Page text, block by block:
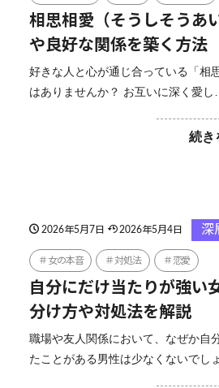
相思相愛（そうしそうあ
や良好な関係を築く方法
好きな人と心が通じ合っている「相
はありませんか？ お互いに深く愛し…
続き
2026年5月7日 2026年5月4日 深
女の本音 対処法 恋愛
自分にだけ当たりが強い
分け方や対処法を解説
職場や友人関係において、なぜか自
たことがある男性は少なくないでし